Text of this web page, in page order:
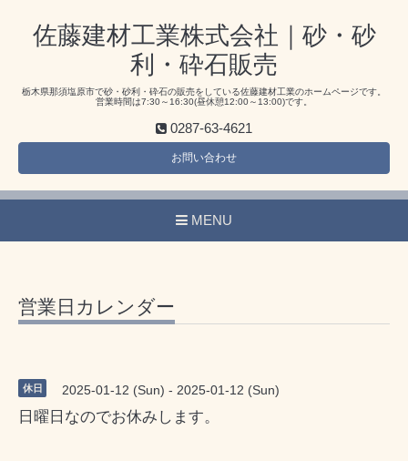
佐藤建材工業株式会社｜砂・砂
利・砕石販売
栃木県那須塩原市で砂・砂利・砕石の販売をしている佐藤建材工業のホームページです。
営業時間は7:30～16:30(昼休憩12:00～13:00)です。
0287-63-4621
お問い合わせ
MENU
営業日カレンダー
休日 2025-01-12 (Sun) - 2025-01-12 (Sun)
日曜日なのでお休みします。